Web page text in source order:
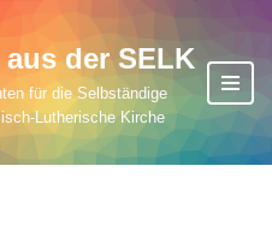
der SELK
für die Selbständige
Lutherische Kirche